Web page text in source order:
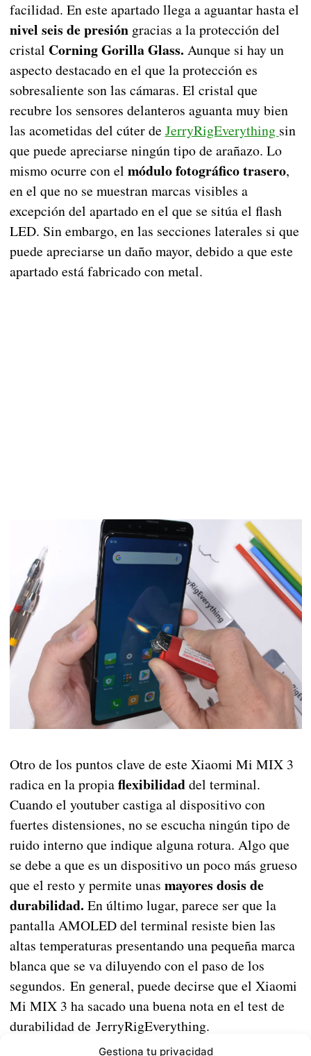
Gestiona tu privacidad
facilidad. En este apartado llega a aguantar hasta el
nivel seis de presióngracias a la protección del
cristal Corning Gorilla Glass. Aunque si hay un
aspecto destacado en el que la protección es
sobresaliente son las cámaras. El cristal que
recubre los sensores delanteros aguanta muy bien
las acometidas del cúter de JerryRigEverything sin
que puede apreciarse ningún tipo de arañazo. Lo
mismo ocurre con el módulo fotográfico trasero,
en el que no se muestran marcas visibles a
excepción del apartado en el que se sitúa el flash
LED. Sin embargo, en las secciones laterales si que
puede apreciarse un daño mayor, debido a que este
apartado está fabricado con metal.
Otro de los puntos clave de este Xiaomi Mi MIX 3
radica en la propiaflexibilidaddel terminal.
Cuando el youtuber castiga al dispositivo con
fuertes distensiones, no se escucha ningún tipo de
ruido interno que indique alguna rotura. Algo que
se debe a que es un dispositivo un poco más grueso
que el resto y permite unas mayores dosis de
durabilidad. En último lugar, parece ser que la
pantalla AMOLED del terminal resiste bien las
altas temperaturas presentando una pequeña marca
blanca que se va diluyendo con el paso de los
segundos. En general, puede decirse que el Xiaomi
Mi MIX 3 ha sacado una buena nota en el test de
durabilidad de JerryRigEverything.